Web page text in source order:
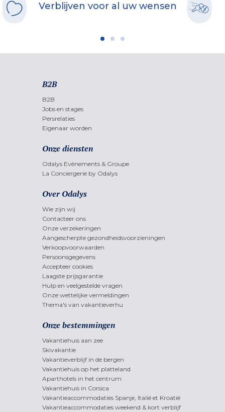
Verblijven voor al uw wensen
B2B
B2B
Jobs en stages
Persrelaties
Eigenaar worden
Onze diensten
Odalys Evènements & Groupe
La Conciergerie by Odalys
Over Odalys
Wie zijn wij
Contacteer ons
Onze verzekeringen
Aangescherpte gezondheidsvoorzieningen
Verkoopvoorwaarden
Persoonsgegevens
Accepteer cookies
Laagste prijsgarantie
Hulp en veelgestelde vragen
Onze wettelijke vermeldingen
Thema's van vakantieverhu
Onze bestemmingen
Vakantiehuis aan zee
Skivakantie
Vakantieverblijf in de bergen
Vakantiehuis op het platteland
Aparthotels in het centrum
Vakantiehuis in Corsica
Vakantieaccommodaties Spanje, Italië et Kroatië
Vakantieaccommodaties weekend & kort verblijf